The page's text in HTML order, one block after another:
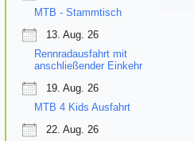
MTB - Stammtisch
13. Aug. 26
Rennradausfahrt mit
anschließender Einkehr
19. Aug. 26
MTB 4 Kids Ausfahrt
22. Aug. 26